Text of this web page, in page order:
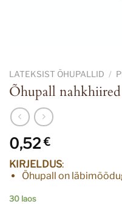
LATEKSIST ÕHUPALLID /
Õhupall
0,52€
KIRJELDUS:
Õhupall on
30 laos